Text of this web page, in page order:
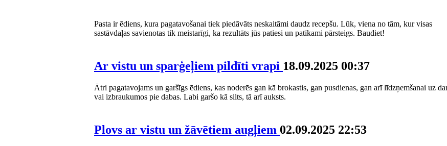
Pasta ir ēdiens, kura pagatavošanai tiek piedāvāts neskaitāmi daudz recepšu. Lūk, viena no tām, kur visas
sastāvdaļas savienotas tik meistarīgi, ka rezultāts jūs patiesi un patīkami pārsteigs. Baudiet!
Ar vistu un sparģeļiem pildīti vrapi 18.09.2025 00:37
Ātri pagatavojams un garšīgs ēdiens, kas noderēs gan kā brokastis, gan pusdienas, gan arī līdzņemšanai uz
vai izbraukumos pie dabas. Labi garšo kā silts, tā arī auksts.
Plovs ar vistu un žāvētiem augļiem 02.09.2025 22:53